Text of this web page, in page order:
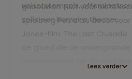
vol rotstempels,
zelfs een Romeins theater.
gebouwen. Niet voor niets
Spielberg Petra als decor voor
Lees verder